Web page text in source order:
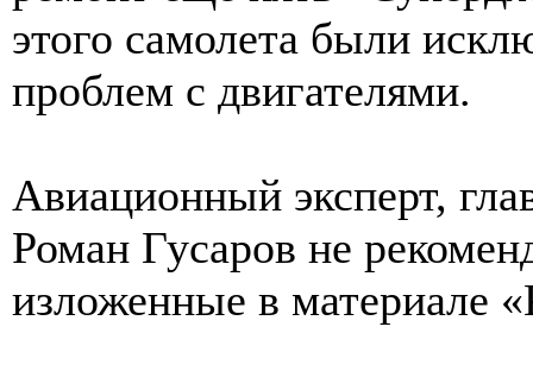
этого самолета были
проблем с двигателями.
Авиационный эксперт,
Роман Гусаров не
изложенные в материале